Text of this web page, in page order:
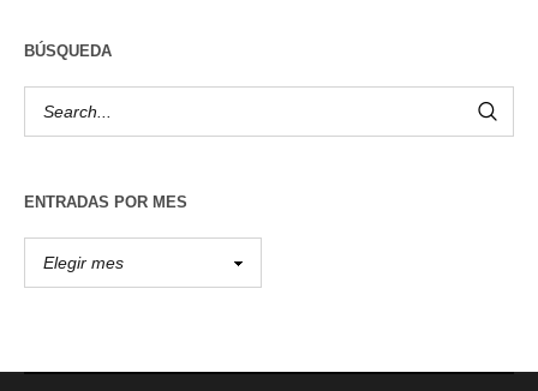
BÚSQUEDA
ENTRADAS POR MES